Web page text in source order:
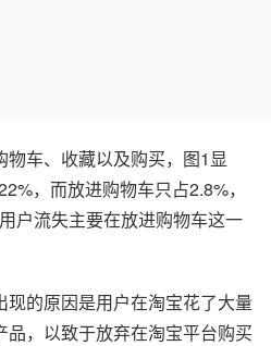
车、收藏以及购买，图1显
，而放进购物车只占2.8%，
户流失主要在放进购物车这一
的原因是用户在淘宝花了大量
，以致于放弃在淘宝平台购买